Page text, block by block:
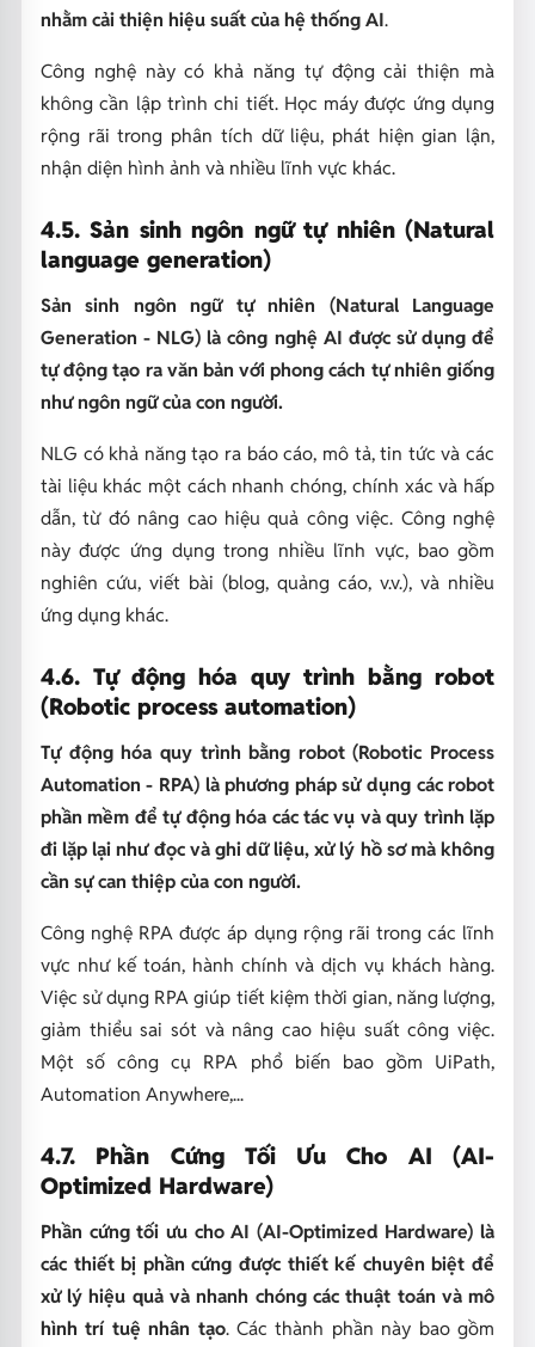
nhằm cải thiện hiệu suất của hệ thống AI.
Công nghệ này có khả năng tự động cải thiện mà
không cần lập trình chi tiết. Học máy được ứng dụng
rộng rãi trong phân tích dữ liệu, phát hiện gian lận,
nhận diện hình ảnh và nhiều lĩnh vực khác.
4.5. Sản sinh ngôn ngữ tự nhiên (Natural
language generation)
Sản sinh ngôn ngữ tự nhiên (Natural Language
Generation - NLG) là công nghệ AI được sử dụng để
tự động tạo ra văn bản với phong cách tự nhiên giống
như ngôn ngữ của con người.
NLG có khả năng tạo ra báo cáo, mô tả, tin tức và các
tài liệu khác một cách nhanh chóng, chính xác và hấp
dẫn, từ đó nâng cao hiệu quả công việc. Công nghệ
này được ứng dụng trong nhiều lĩnh vực, bao gồm
nghiên cứu, viết bài (blog, quảng cáo, v.v.), và nhiều
ứng dụng khác.
4.6. Tự động hóa quy trình bằng robot
(Robotic process automation)
Tự động hóa quy trình bằng robot (Robotic Process
Automation - RPA) là phương pháp sử dụng các robot
phần mềm để tự động hóa các tác vụ và quy trình lặp
đi lặp lại như đọc và ghi dữ liệu, xử lý hồ sơ mà không
cần sự can thiệp của con người.
Công nghệ RPA được áp dụng rộng rãi trong các lĩnh
vực như kế toán, hành chính và dịch vụ khách hàng.
Việc sử dụng RPA giúp tiết kiệm thời gian, năng lượng,
giảm thiểu sai sót và nâng cao hiệu suất công việc.
Một số công cụ RPA phổ biến bao gồm UiPath,
Automation Anywhere,...
4.7. Phần Cứng Tối Ưu Cho AI (AI-
Optimized Hardware)
Phần cứng tối ưu cho AI (AI-Optimized Hardware) là
các thiết bị phần cứng được thiết kế chuyên biệt để
xử lý hiệu quả và nhanh chóng các thuật toán và mô
hình trí tuệ nhân tạo. Các thành phần này bao gồm